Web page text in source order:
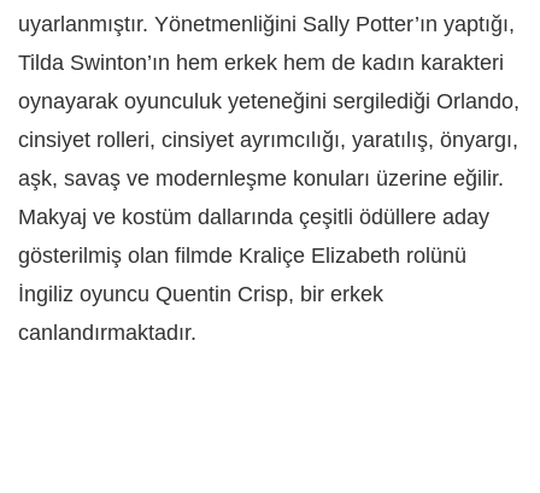
uyarlanmıştır. Yönetmenliğini Sally Potter’ın yaptığı,
Tilda Swinton’ın hem erkek hem de kadın karakteri
oynayarak oyunculuk yeteneğini sergilediği Orlando,
cinsiyet rolleri, cinsiyet ayrımcılığı, yaratılış, önyargı,
aşk, savaş ve modernleşme konuları üzerine eğilir.
Makyaj ve kostüm dallarında çeşitli ödüllere aday
gösterilmiş olan filmde Kraliçe Elizabeth rolünü
İngiliz oyuncu Quentin Crisp, bir erkek
canlandırmaktadır.